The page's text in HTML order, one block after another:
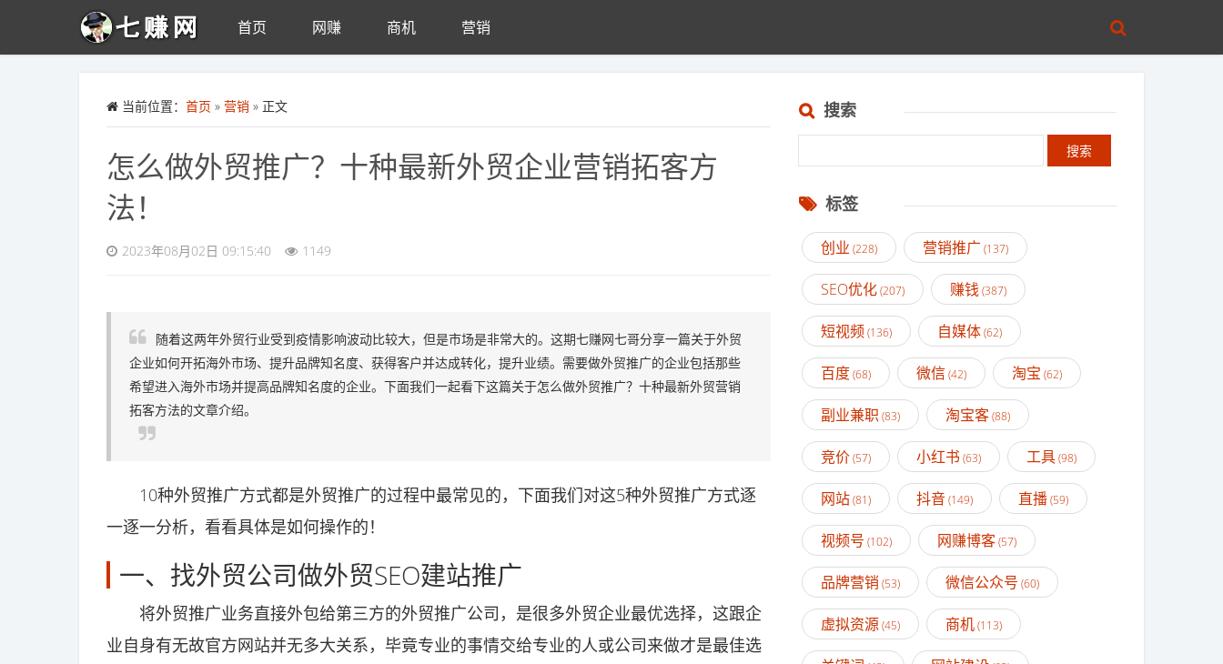
首页 网赚 商机 营销
当前位置： 首页 » 营销 » 正文
怎么做外贸推广？十种最新外贸企业营销拓客方
法！
2023年08月02日 09:15:40 1149
随着这两年外贸行业受到疫情影响波动比较大，但是市场是非常大的。这期七赚网七哥分享一篇关于外贸
企业如何开拓海外市场、提升品牌知名度、获得客户并达成转化，提升业绩。需要做外贸推广的企业包括那些
希望进入海外市场并提高品牌知名度的企业。下面我们一起看下这篇关于怎么做外贸推广？十种最新外贸营销
拓客方法的文章介绍。
10种外贸推广方式都是外贸推广的过程中最常见的，下面我们对这5种外贸推广方式逐
一逐一分析，看看具体是如何操作的！
一、找外贸公司做外贸SEO建站推广
将外贸推广业务直接外包给第三方的外贸推广公司，是很多外贸企业最优选择，这跟企
业自身有无故官方网站并无多大关系，毕竟专业的事情交给专业的人或公司来做才是最佳选
搜索
标签
创业 (228) 营销推广 (137)
SEO优化(207) 赚钱(387)
短视频(136) 自媒体(62)
百度(68) 微信(42) 淘宝 (62)
副业兼职 (83) 淘宝客(88)
竞价(57) 小红书 (63) 工具(98)
网站(81) 抖音(149) 直播(59)
视频号 (102) 网赚博客(57)
品牌营销 (53) 微信公众号 (60)
虚拟资源(45) 商机(113)